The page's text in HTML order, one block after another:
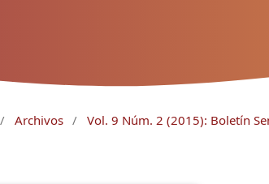
/ Archivos / Vol. 9 Núm. 2 (2015): Boletín